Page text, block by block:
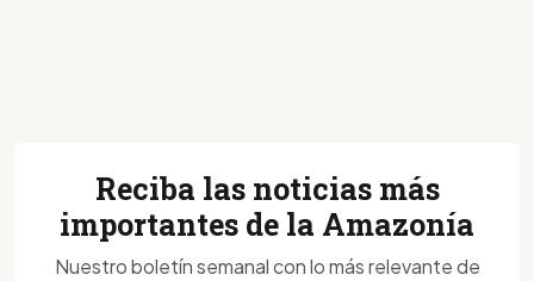
Reciba las noticias más
importantes de la Amazonía
Nuestro boletín semanal con lo más relevante de